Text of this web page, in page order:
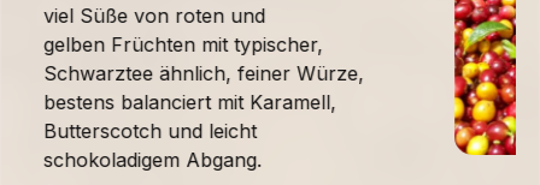
viel Süße von roten und
gelben Früchten mit typischer,
Schwarztee ähnlich, feiner Würze,
bestens balanciert mit Karamell,
Butterscotch und leicht
schokoladigem Abgang.